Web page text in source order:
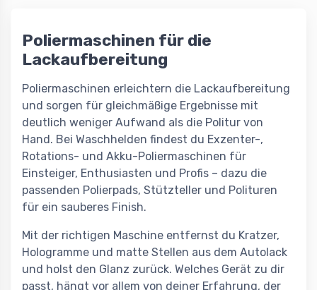
Poliermaschinen für die
Lackaufbereitung
Poliermaschinen erleichtern die Lackaufbereitung
und sorgen für gleichmäßige Ergebnisse mit
deutlich weniger Aufwand als die Politur von
Hand. Bei Waschhelden findest du Exzenter-,
Rotations- und Akku-Poliermaschinen für
Einsteiger, Enthusiasten und Profis – dazu die
passenden Polierpads, Stützteller und Polituren
für ein sauberes Finish.
Mit der richtigen Maschine entfernst du Kratzer,
Hologramme und matte Stellen aus dem Autolack
und holst den Glanz zurück. Welches Gerät zu dir
passt, hängt vor allem von deiner Erfahrung, der